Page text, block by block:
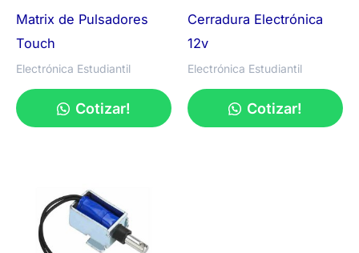
Matrix de Pulsadores
Touch
Electrónica Estudiantil
Cotizar!
Cerradura Electrónica
12v
Electrónica Estudiantil
Cotizar!